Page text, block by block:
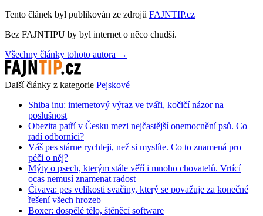
Tento článek byl publikován ze zdrojů FAJNTIP.cz
Bez FAJNTIPU by byl internet o něco chudší.
Všechny články tohoto autora →
Další články z kategorie Pejskové
Shiba inu: internetový výraz ve tváři, kočičí názor na
poslušnost
Obezita patří v Česku mezi nejčastější onemocnění psů. Co
radí odborníci?
Váš pes stárne rychleji, než si myslíte. Co to znamená pro
péči o něj?
Mýty o psech, kterým stále věří i mnoho chovatelů. Vrtící
ocas nemusí znamenat radost
Čivava: pes velikosti svačiny, který se považuje za konečné
řešení všech hrozeb
Boxer: dospělé tělo, štěněcí software